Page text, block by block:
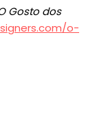
Gosto dos
o-